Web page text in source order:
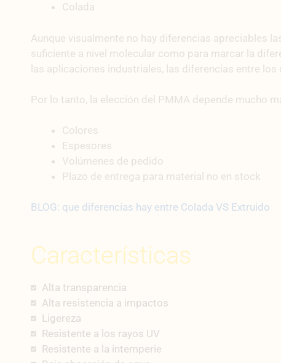
Colada
Aunque visualmente no hay diferencias apreciables
suficiente a nivel molecular como para marcar la
las aplicaciones industriales, las diferencias entre
Por lo tanto, la elección del PMMA depende mucho
Colores
Espesores
Volúmenes de pedido
Plazo de entrega para material no en stock
BLOG: que diferencias hay entre Colada VS Extruido
Características
Alta transparencia
Alta resistencia a impactos
Ligereza
Resistente a los rayos UV
Resistente a la intemperie